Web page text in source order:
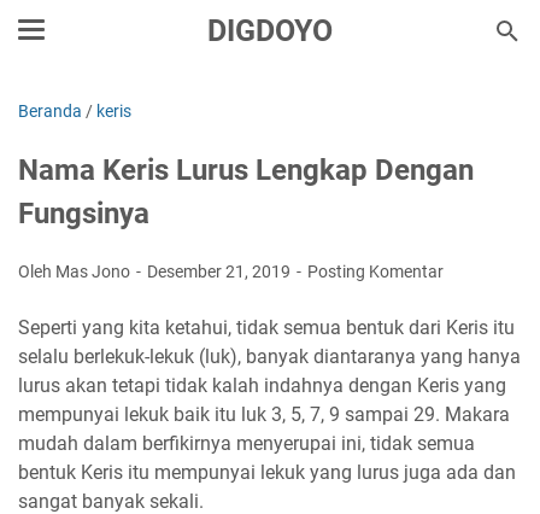
DIGDOYO
Beranda / keris
Nama Keris Lurus Lengkap Dengan
Fungsinya
Oleh Mas Jono Desember 21, 2019 Posting Komentar
Seperti yang kita ketahui, tidak semua bentuk dari Keris itu
selalu berlekuk-lekuk (luk), banyak diantaranya yang hanya
lurus akan tetapi tidak kalah indahnya dengan Keris yang
mempunyai lekuk baik itu luk 3, 5, 7, 9 sampai 29. Makara
mudah dalam berfikirnya menyerupai ini, tidak semua
bentuk Keris itu mempunyai lekuk yang lurus juga ada dan
sangat banyak sekali.